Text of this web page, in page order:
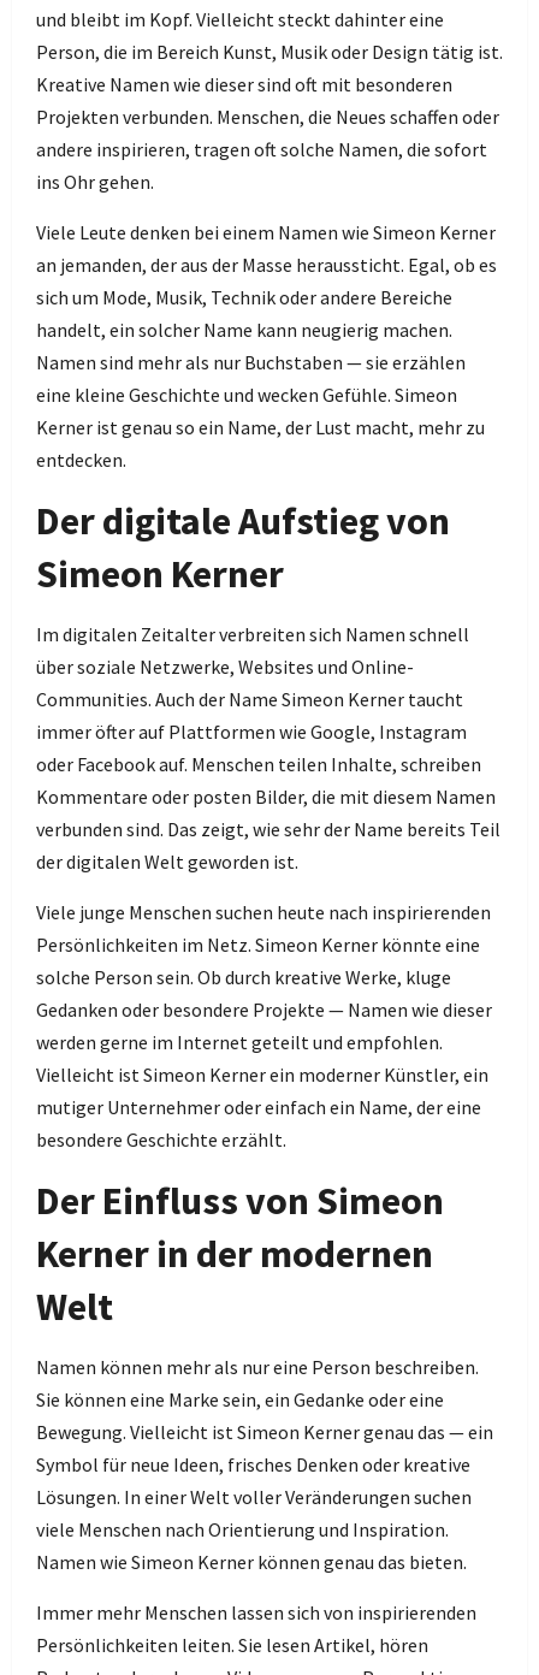
und bleibt im Kopf. Vielleicht steckt dahinter eine
Person, die im Bereich Kunst, Musik oder Design tätig ist.
Kreative Namen wie dieser sind oft mit besonderen
Projekten verbunden. Menschen, die Neues schaffen oder
andere inspirieren, tragen oft solche Namen, die sofort
ins Ohr gehen.
Viele Leute denken bei einem Namen wie Simeon Kerner
an jemanden, der aus der Masse heraussticht. Egal, ob es
sich um Mode, Musik, Technik oder andere Bereiche
handelt, ein solcher Name kann neugierig machen.
Namen sind mehr als nur Buchstaben — sie erzählen
eine kleine Geschichte und wecken Gefühle. Simeon
Kerner ist genau so ein Name, der Lust macht, mehr zu
entdecken.
Der digitale Aufstieg von
Simeon Kerner
Im digitalen Zeitalter verbreiten sich Namen schnell
über soziale Netzwerke, Websites und Online-
Communities. Auch der Name Simeon Kerner taucht
immer öfter auf Plattformen wie Google, Instagram
oder Facebook auf. Menschen teilen Inhalte, schreiben
Kommentare oder posten Bilder, die mit diesem Namen
verbunden sind. Das zeigt, wie sehr der Name bereits Teil
der digitalen Welt geworden ist.
Viele junge Menschen suchen heute nach inspirierenden
Persönlichkeiten im Netz. Simeon Kerner könnte eine
solche Person sein. Ob durch kreative Werke, kluge
Gedanken oder besondere Projekte — Namen wie dieser
werden gerne im Internet geteilt und empfohlen.
Vielleicht ist Simeon Kerner ein moderner Künstler, ein
mutiger Unternehmer oder einfach ein Name, der eine
besondere Geschichte erzählt.
Der Einfluss von Simeon
Kerner in der modernen
Welt
Namen können mehr als nur eine Person beschreiben.
Sie können eine Marke sein, ein Gedanke oder eine
Bewegung. Vielleicht ist Simeon Kerner genau das — ein
Symbol für neue Ideen, frisches Denken oder kreative
Lösungen. In einer Welt voller Veränderungen suchen
viele Menschen nach Orientierung und Inspiration.
Namen wie Simeon Kerner können genau das bieten.
Immer mehr Menschen lassen sich von inspirierenden
Persönlichkeiten leiten. Sie lesen Artikel, hören